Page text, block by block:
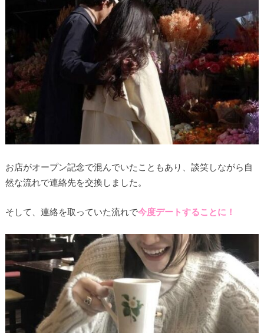
お店がオープン記念で混んでいたこともあり、談笑しながら自
然な流れで連絡先を交換しました。
そして、連絡を取っていた流れで今度デートすることに！